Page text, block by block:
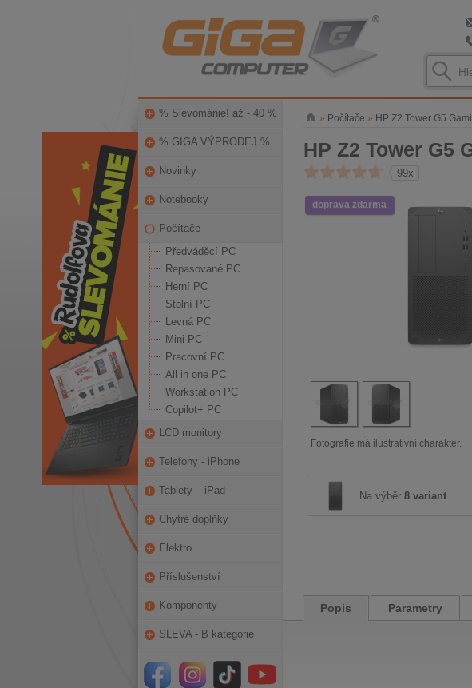
% Slevománie! až - 40 %
% GIGA VÝPRODEJ %
Novinky
Notebooky
Počítače
Předváděcí PC
Repasované PC
Herní PC
Stolní PC
Levná PC
Mini PC
Pracovní PC
All in one PC
Workstation PC
Copilot+ PC
LCD monitory
Telefony - iPhone
Tablety – iPad
Chytré doplňky
Elektro
Příslušenství
Komponenty
SLEVA - B kategorie
» Počítače » HP Z2 Tower G5
HP Z2 Tower G5
99x
doprava zdarma
Fotografie má ilustrativní charakter.
Na výběr 8 variant
Popis Parametry